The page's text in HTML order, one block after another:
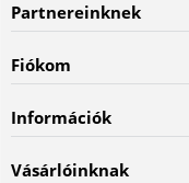
Partnereinknek
Fiókom
Információk
Vásárlóinknak